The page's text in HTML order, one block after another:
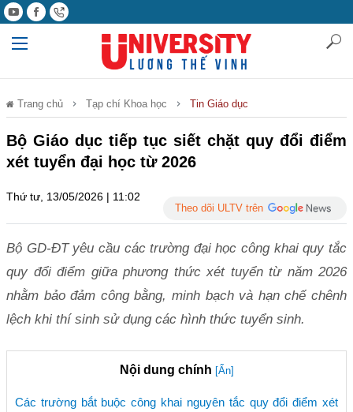
Trang chủ Tạp chí Khoa học Tin Giáo dục
Bộ Giáo dục tiếp tục siết chặt quy đổi điểm
xét tuyển đại học từ 2026
Thứ tư, 13/05/2026 | 11:02
Theo dõi ULTV trên
Bộ GD-ĐT yêu cầu các trường đại học công khai quy tắc
quy đổi điểm giữa phương thức xét tuyển từ năm 2026
nhằm bảo đảm công bằng, minh bạch và hạn chế chênh
lệch khi thí sinh sử dụng các hình thức tuyển sinh.
Nội dung chính [Ẩn]
Các trường bắt buộc công khai nguyên tắc quy đổi điểm xét